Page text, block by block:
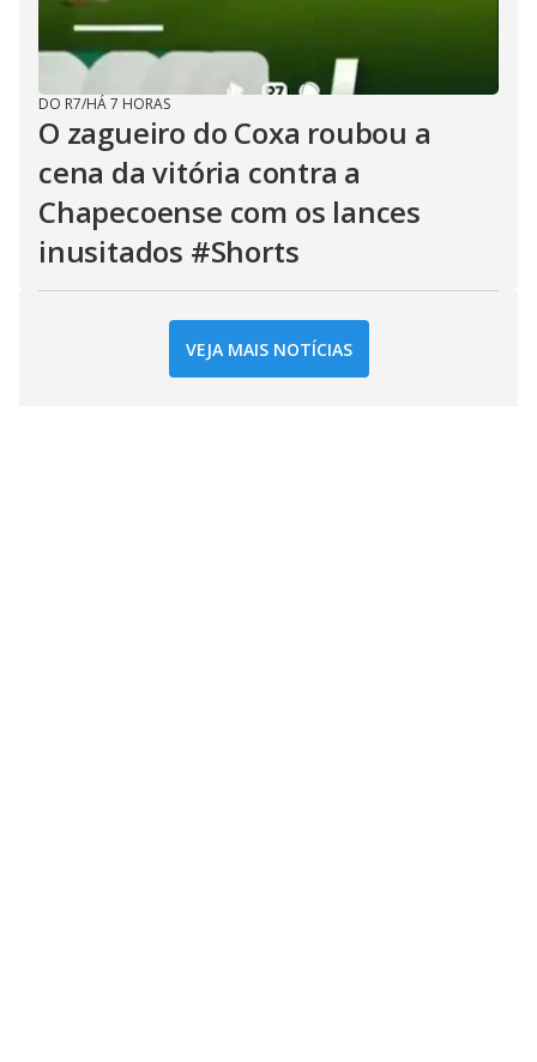
DO R7/HÁ 7 HORAS
O zagueiro do Coxa roubou a
cena da vitória contra a
Chapecoense com os lances
inusitados #Shorts
VEJA MAIS NOTÍCIAS